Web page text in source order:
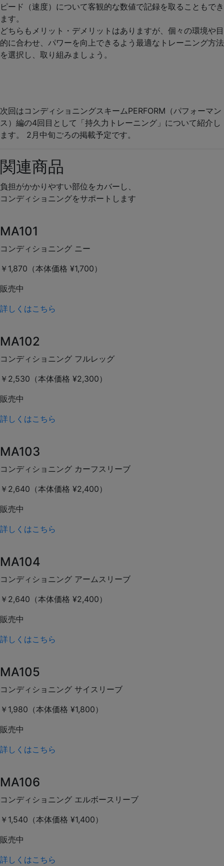
ピード（速度）について客観的な数値で記録を取ることもでき
ます。
どちらもメリット・デメリットはありますが、個々の環境や目
的に合わせ、パワーを向上できるよう最適なトレーニング方法
を選択し、取り組みましょう。
次回はコンディショニングスキームPERFORM（パフォーマン
ス）編の4回目として「持久力トレーニング 」について紹介し
ます。 2月中旬ごろの掲載予定です。
関連商品
負担がかかりやすい部位をカバーし、
コンディショニングをサポートします
MA101
コンディショニング ニー
￥1,870（本体価格 ¥1,700）
販売中
詳しくはこちら
MA102
コンディショニング フルレッグ
￥2,530（本体価格 ¥2,300）
販売中
詳しくはこちら
MA103
コンディショニング カーフスリーブ
￥2,640（本体価格 ¥2,400）
販売中
詳しくはこちら
MA104
コンディショニング アームスリーブ
￥2,640（本体価格 ¥2,400）
販売中
詳しくはこちら
MA105
コンディショニング サイスリーブ
￥1,980（本体価格 ¥1,800）
販売中
詳しくはこちら
MA106
コンディショニング エルボースリーブ
￥1,540（本体価格 ¥1,400）
販売中
詳しくはこちら